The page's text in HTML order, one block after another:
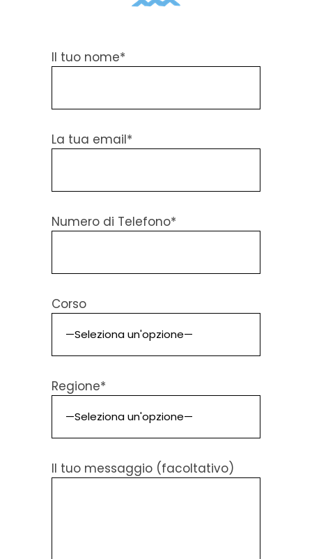
Il tuo nome*
La tua email*
Numero di Telefono*
Corso
Regione*
Il tuo messaggio (facoltativo)